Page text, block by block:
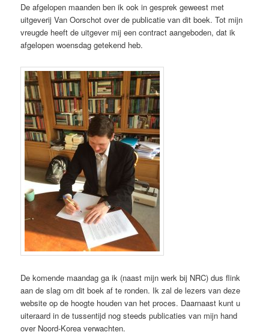
De afgelopen maanden ben ik ook in gesprek geweest met
uitgeverij Van Oorschot over de publicatie van dit boek. Tot mijn
vreugde heeft de uitgever mij een contract aangeboden, dat ik
afgelopen woensdag getekend heb.
De komende maandag ga ik (naast mijn werk bij NRC) dus flink
aan de slag om dit boek af te ronden. Ik zal de lezers van deze
website op de hoogte houden van het proces. Daarnaast kunt u
uiteraard in de tussentijd nog steeds publicaties van mijn hand
over Noord-Korea verwachten.